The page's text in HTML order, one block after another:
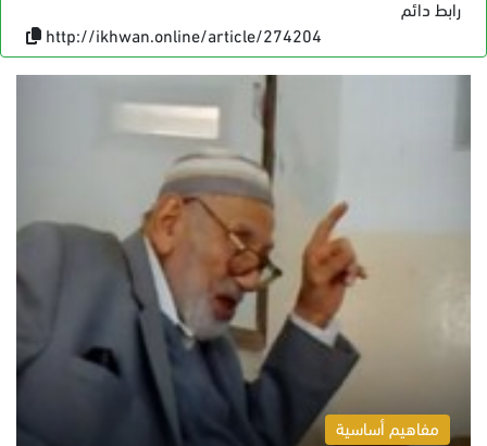
رابط دائم
http://ikhwan.online/article/274204
مفاهيم أساسية